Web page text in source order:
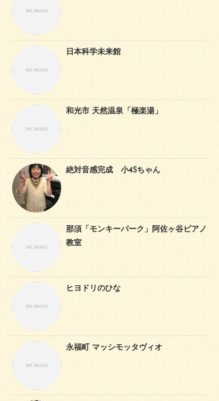
日本科学未来館
和光市 天然温泉「極楽湯」
絶対音感完成 小4Sちゃん
那須「モンキーパーク」阿佐ヶ谷ピアノ
教室
ヒヨドリのひな
永福町 マッシモッタヴィオ